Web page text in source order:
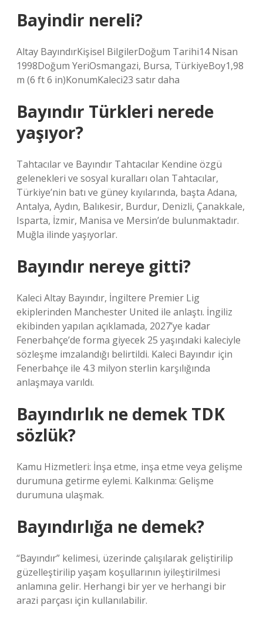
Bayindir nereli?
Altay BayındırKişisel BilgilerDoğum Tarihi14 Nisan
1998Doğum YeriOsmangazi, Bursa, TürkiyeBoy1,98
m (6 ft 6 in)KonumKaleci23 satır daha
Bayındır Türkleri nerede
yaşıyor?
Tahtacılar ve Bayındır Tahtacılar Kendine özgü
gelenekleri ve sosyal kuralları olan Tahtacılar,
Türkiye’nin batı ve güney kıyılarında, başta Adana,
Antalya, Aydın, Balıkesir, Burdur, Denizli, Çanakkale,
Isparta, İzmir, Manisa ve Mersin’de bulunmaktadır.
Muğla ilinde yaşıyorlar.
Bayındır nereye gitti?
Kaleci Altay Bayındır, İngiltere Premier Lig
ekiplerinden Manchester United ile anlaştı. İngiliz
ekibinden yapılan açıklamada, 2027’ye kadar
Fenerbahçe’de forma giyecek 25 yaşındaki kaleciyle
sözleşme imzalandığı belirtildi. Kaleci Bayındır için
Fenerbahçe ile 4.3 milyon sterlin karşılığında
anlaşmaya varıldı.
Bayındırlık ne demek TDK
sözlük?
Kamu Hizmetleri: İnşa etme, inşa etme veya gelişme
durumuna getirme eylemi. Kalkınma: Gelişme
durumuna ulaşmak.
Bayındırlığa ne demek?
“Bayındır” kelimesi, üzerinde çalışılarak geliştirilip
güzelleştirilip yaşam koşullarının iyileştirilmesi
anlamına gelir. Herhangi bir yer ve herhangi bir
arazi parçası için kullanılabilir.